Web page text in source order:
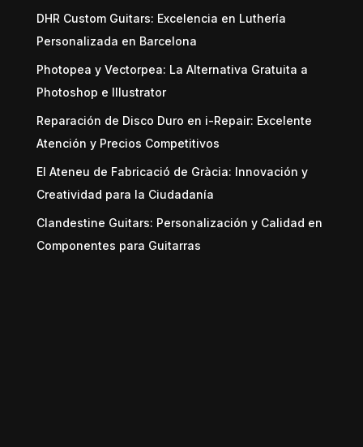
DHR Custom Guitars: Excelencia en Luthería
Personalizada en Barcelona
Photopea y Vectorpea: La Alternativa Gratuita a
Photoshop e Illustrator
Reparación de Disco Duro en i-Repair: Excelente
Atención y Precios Competitivos
El Ateneu de Fabricació de Gràcia: Innovación y
Creatividad para la Ciudadanía
Clandestine Guitars: Personalización y Calidad en
Componentes para Guitarras